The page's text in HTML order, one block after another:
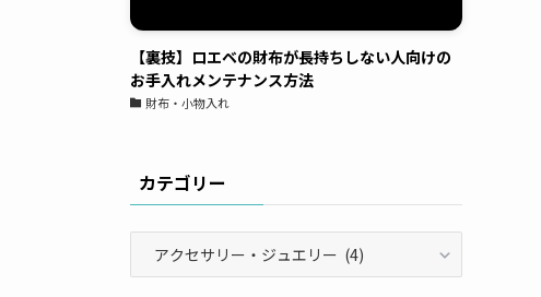
【裏技】ロエベの財布が長持ちしない人向けの
お手入れメンテナンス方法
財布・小物入れ
カテゴリー